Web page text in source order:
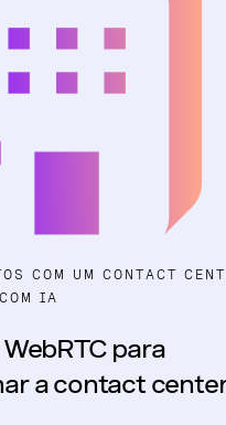
COM UM CONTACT
IA
para
a contact